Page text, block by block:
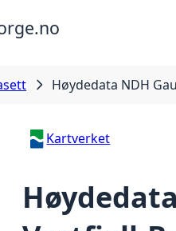
Høydedata NDH
Kartverket